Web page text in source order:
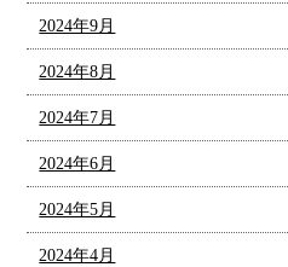
2024年9月
2024年8月
2024年7月
2024年6月
2024年5月
2024年4月